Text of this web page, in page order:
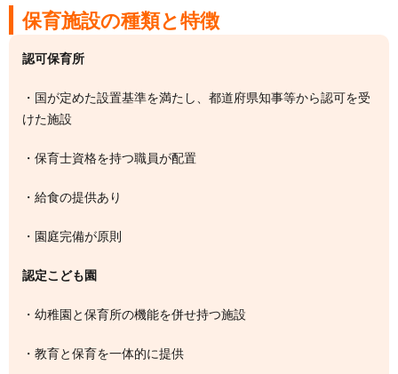
保育施設の種類と特徴
認可保育所
・国が定めた設置基準を満たし、都道府県知事等から認可を受
けた施設
・保育士資格を持つ職員が配置
・給食の提供あり
・園庭完備が原則
認定こども園
・幼稚園と保育所の機能を併せ持つ施設
・教育と保育を一体的に提供